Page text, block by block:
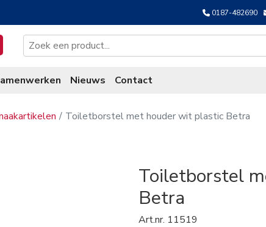
0187-482690
Nieuws Contact
Toiletborstel met houder wit plastic Betra
Toiletborstel
Betra
Art.nr. 11519